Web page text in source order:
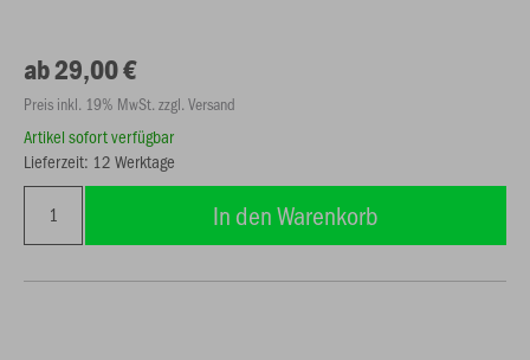
ab 29,00 €
Preis inkl. 19% MwSt. zzgl. Versand
Artikel sofort verfügbar
Lieferzeit: 12 Werktage
In den Warenkorb